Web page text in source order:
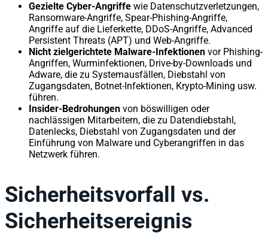
Gezielte Cyber-Angriffe wie Datenschutzverletzungen,
Ransomware-Angriffe, Spear-Phishing-Angriffe,
Angriffe auf die Lieferkette, DDoS-Angriffe, Advanced
Persistent Threats (APT) und Web-Angriffe.
Nicht zielgerichtete Malware-Infektionen vor Phishing-
Angriffen, Wurminfektionen, Drive-by-Downloads und
Adware, die zu Systemausfällen, Diebstahl von
Zugangsdaten, Botnet-Infektionen, Krypto-Mining usw.
führen.
Insider-Bedrohungen von böswilligen oder
nachlässigen Mitarbeitern, die zu Datendiebstahl,
Datenlecks, Diebstahl von Zugangsdaten und der
Einführung von Malware und Cyberangriffen in das
Netzwerk führen.
Sicherheitsvorfall vs.
Sicherheitsereignis